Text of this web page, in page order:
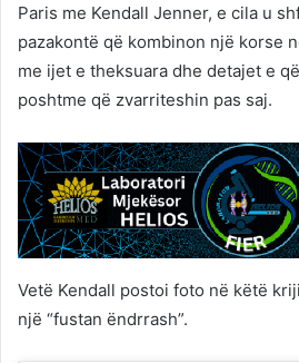
Paris me Kendall Jenner, e cila u
pazakontë që kombinon një korse
me ijet e theksuara dhe detajet e
poshtme që zvarriteshin pas saj.
Vetë Kendall postoi foto në këtë
një “fustan ëndrrash”.